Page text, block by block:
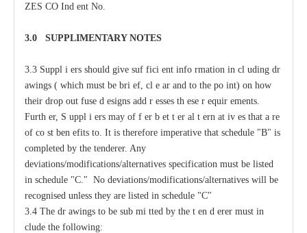
ZES CO Ind ent No.
3.0 SUPPLIMENTARY NOTES
3.3 Suppl i ers should give suf fici ent info rmation in cl uding dr
awings ( which must be bri ef, cl e ar and to the po int) on how
their drop out fuse d esigns add r esses th ese r equir ements.
Furth er, S uppl i ers may of f er b et t er al t ern at iv es that a re
of co st ben efits to. It is therefore imperative that schedule "B" is
completed by the tenderer. Any
deviations/modifications/alternatives specification must be listed
in schedule "C." No deviations/modifications/alternatives will be
recognised unless they are listed in schedule "C"
3.4 The dr awings to be sub mi tted by the t en d erer must in
clude the following: